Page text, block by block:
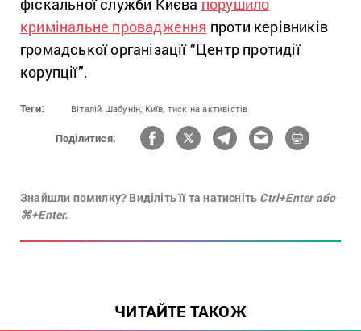
фіскальної служби Києва порушило
кримінальне провадження проти керівників
громадської організації “Центр протидії
корупції”.
Теги: Віталій Шабунін, Київ, тиск на активістів
Поділитися:
Знайшли помилку? Виділіть її та натисніть Ctrl+Enter або
⌘+Enter.
ЧИТАЙТЕ ТАКОЖ